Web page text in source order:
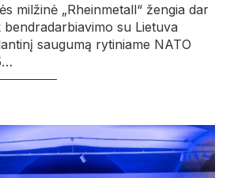
milžinė „Rheinmetall“ žengia dar
su Lietuva
saugumą rytiniame NATO